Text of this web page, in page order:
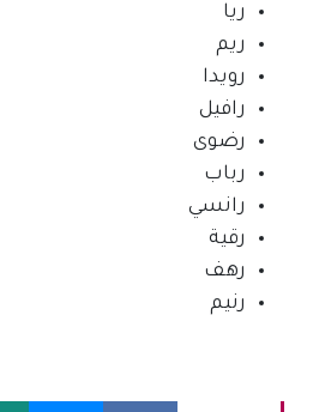
ريا
ريم
رويدا
رافيل
رضوى
رباب
رانسي
رقية
رهف
رنيم